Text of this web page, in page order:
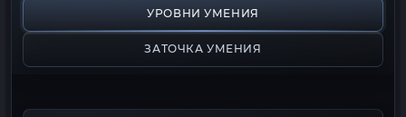
УРОВНИ УМЕНИЯ
ЗАТОЧКА УМЕНИЯ